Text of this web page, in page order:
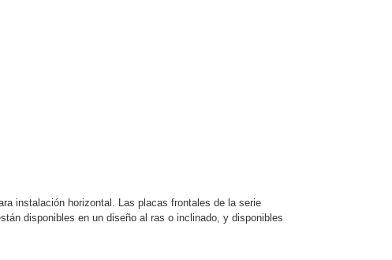
instalación horizontal. Las placas frontales de la serie
disponibles en un diseño al ras o inclinado, y disponibles